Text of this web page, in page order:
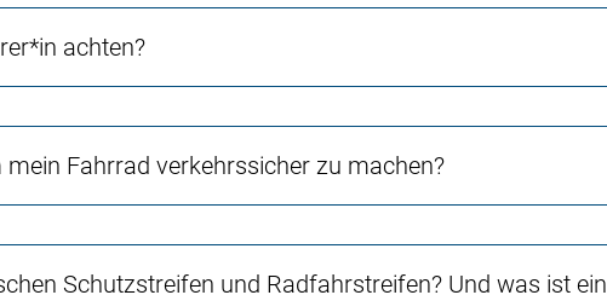
achten?
Fahrrad verkehrssicher zu machen?
Schutzstreifen und Radfahrstreifen? Und was ist